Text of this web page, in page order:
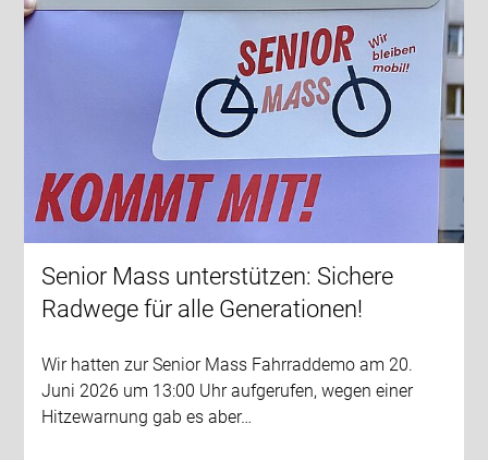
Senior Mass unterstützen: Sichere
Radwege für alle Generationen!
Wir hatten zur Senior Mass Fahrraddemo am 20.
Juni 2026 um 13:00 Uhr aufgerufen, wegen einer
Hitzewarnung gab es aber…